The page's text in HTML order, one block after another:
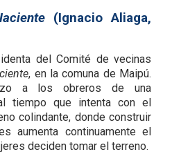
(Ignacio Aliaga,
del Comité de vecinas
, en la comuna de Maipú.
a los obreros de una
tiempo que intenta con el
colindante, donde construir
aumenta continuamente el
deciden tomar el terreno.